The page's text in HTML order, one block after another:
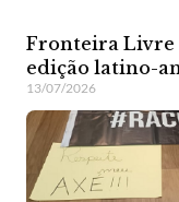
Fronteira Livre
edição latino-
13/07/2026